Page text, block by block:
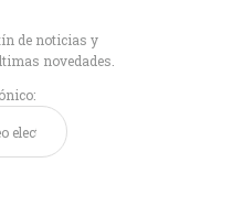
de noticias y
novedades.